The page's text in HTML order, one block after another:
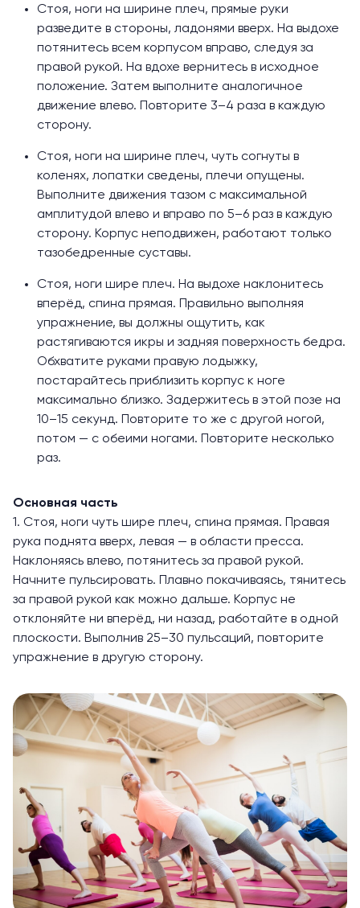
Стоя, ноги на ширине плеч, прямые руки
разведите в стороны, ладонями вверх. На выдохе
потянитесь всем корпусом вправо, следуя за
правой рукой. На вдохе вернитесь в исходное
положение. Затем выполните аналогичное
движение влево. Повторите 3–4 раза в каждую
сторону.
Стоя, ноги на ширине плеч, чуть согнуты в
коленях, лопатки сведены, плечи опущены.
Выполните движения тазом с максимальной
амплитудой влево и вправо по 5–6 раз в каждую
сторону. Корпус неподвижен, работают только
тазобедренные суставы.
Стоя, ноги шире плеч. На выдохе наклонитесь
вперёд, спина прямая. Правильно выполняя
упражнение, вы должны ощутить, как
растягиваются икры и задняя поверхность бедра.
Обхватите руками правую лодыжку,
постарайтесь приблизить корпус к ноге
максимально близко. Задержитесь в этой позе на
10–15 секунд. Повторите то же с другой ногой,
потом — с обеими ногами. Повторите несколько
раз.
Основная часть
1. Стоя, ноги чуть шире плеч, спина прямая. Правая
рука поднята вверх, левая — в области пресса.
Наклоняясь влево, потянитесь за правой рукой.
Начните пульсировать. Плавно покачиваясь, тянитесь
за правой рукой как можно дальше. Корпус не
отклоняйте ни вперёд, ни назад, работайте в одной
плоскости. Выполнив 25–30 пульсаций, повторите
упражнение в другую сторону.